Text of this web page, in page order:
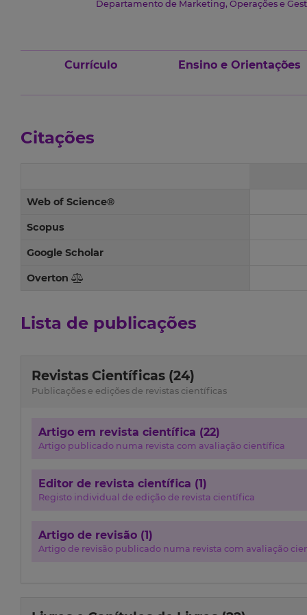
Departamento de Marketing, Operações e
Currículo Ensino e Orientações
Citações
Web of Science®
Scopus
Google Scholar
Overton
Lista de publicações
Revistas Científicas (24)
Publicações e edições de revistas científicas
Artigo em revista científica (22)
Artigo publicado numa revista com avaliação científica
Editor de revista científica (1)
Registo individual de edição de revista científica
Artigo de revisão (1)
Artigo de revisão publicado numa revista com avaliação